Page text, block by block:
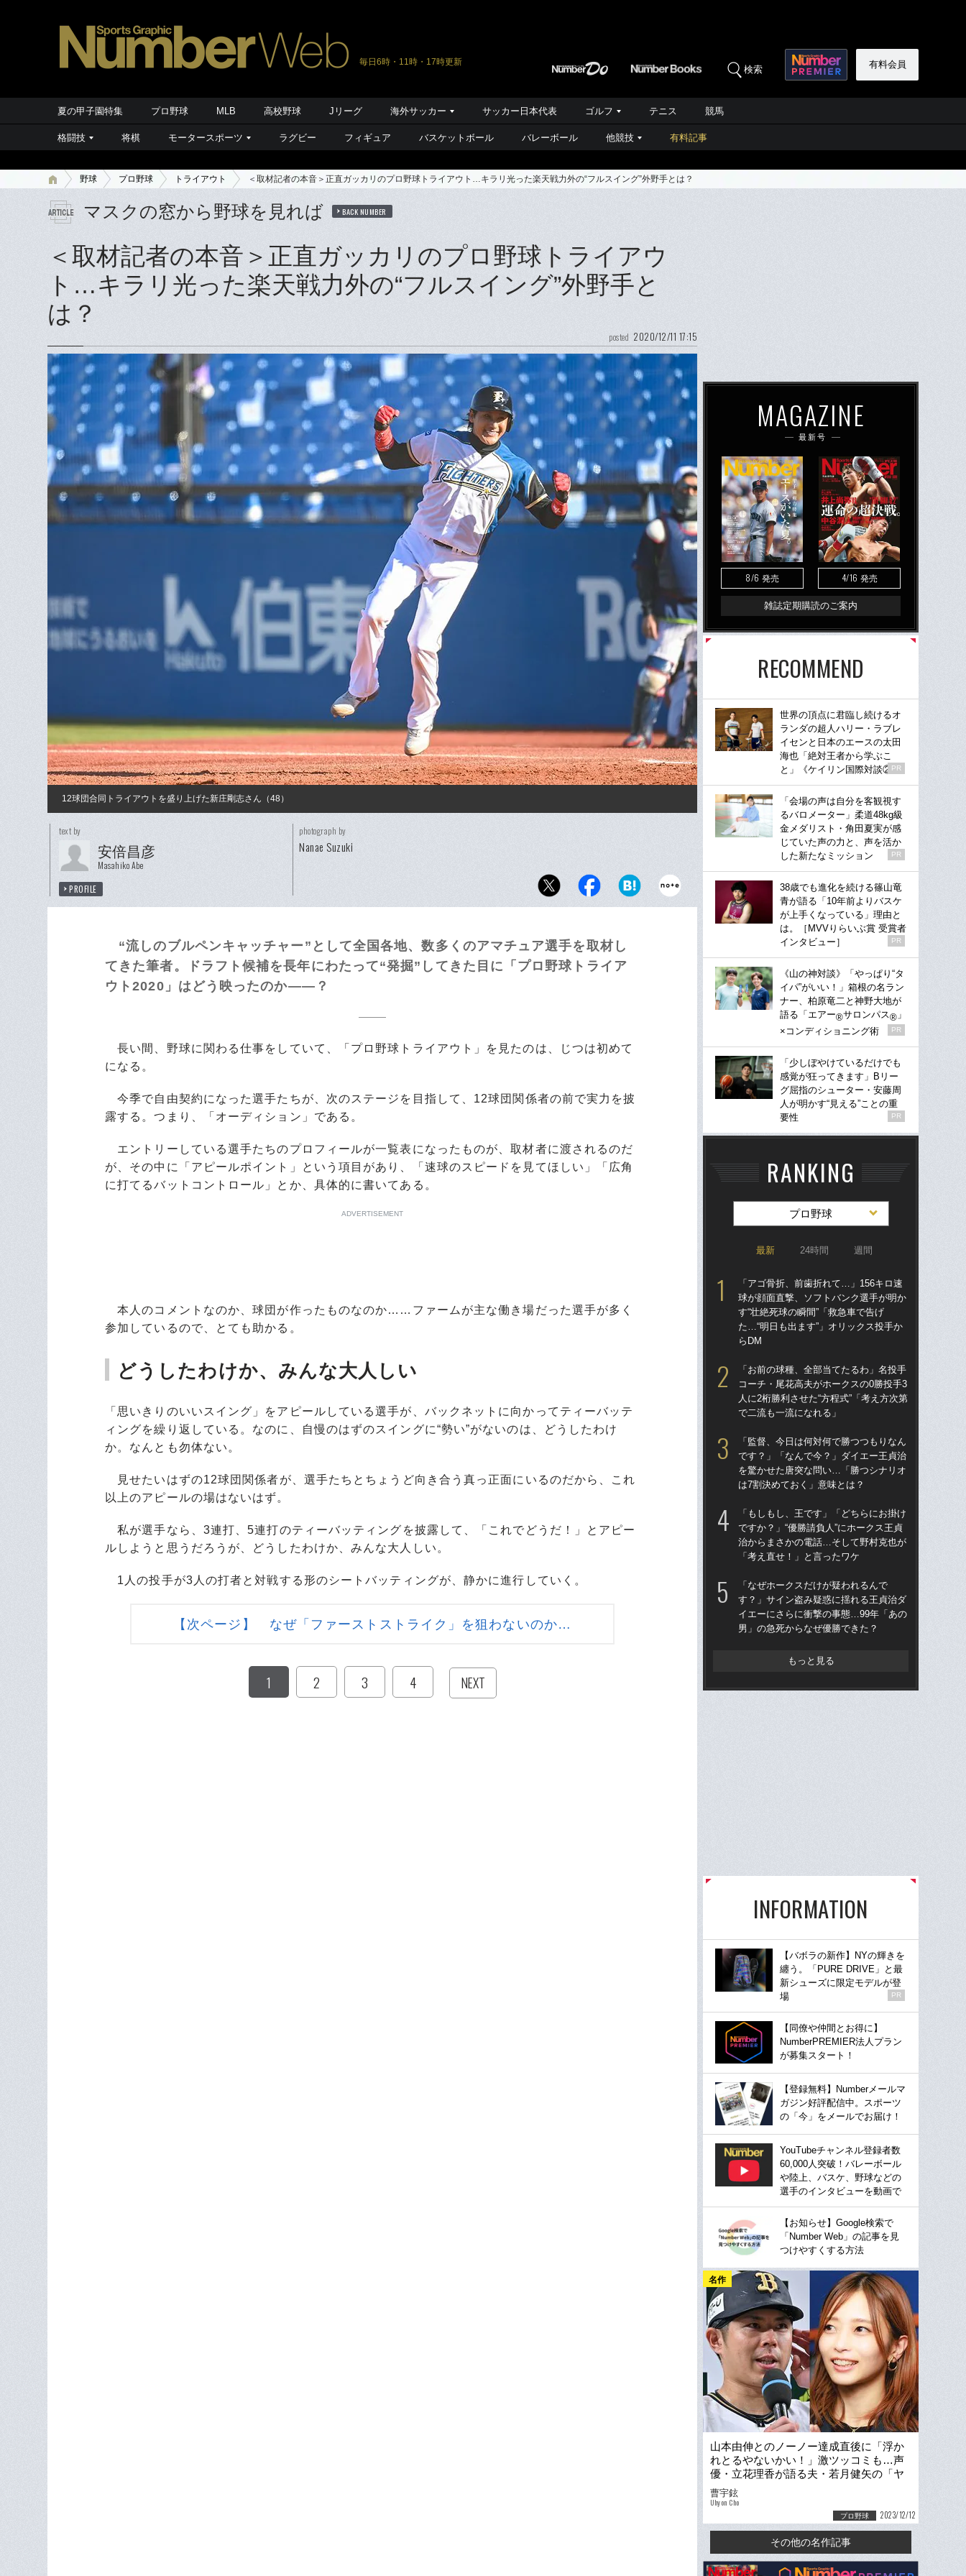
毎日6時・11時・17時更新
検索 有料会員
夏の甲子園特集 プロ野球 MLB 高校野球 Jリーグ 海外サッカー サッカー日本代表 ゴルフ テニス 競馬
格闘技 将棋 モータースポーツ ラグビー フィギュア バスケットボール バレーボール 他競技 有料記事
野球 プロ野球 トライアウト ＜取材記者の本音＞正直ガッカリのプロ野球トライアウト…キラリ光った楽天戦力外の“フルスイング”外野手とは？
マスクの窓から野球を見れば BACK NUMBER
＜取材記者の本音＞正直ガッカリのプロ野球トライアウ
ト…キラリ光った楽天戦力外の“フルスイング”外野手と
は？
posted 2020/12/11 17:15
12球団合同トライアウトを盛り上げた新庄剛志さん（48）
text by
安倍昌彦
Masahiko Abe
PROFILE
photograph by
Nanae Suzuki
“流しのブルペンキャッチャー”として全国各地、数多くのアマチュア選手を取材し
てきた筆者。ドラフト候補を長年にわたって“発掘”してきた目に「プロ野球トライア
ウト2020」はどう映ったのか――？
長い間、野球に関わる仕事をしていて、「プロ野球トライアウト」を見たのは、じつは初めて
になる。
今季で自由契約になった選手たちが、次のステージを目指して、12球団関係者の前で実力を披
露する。つまり、「オーディション」である。
エントリーしている選手たちのプロフィールが一覧表になったものが、取材者に渡されるのだ
が、その中に「アピールポイント」という項目があり、「速球のスピードを見てほしい」「広角
に打てるバットコントロール」とか、具体的に書いてある。
ADVERTISEMENT
本人のコメントなのか、球団が作ったものなのか……ファームが主な働き場だった選手が多く
参加しているので、とても助かる。
どうしたわけか、みんな大人しい
「思いきりのいいスイング」をアピールしている選手が、バックネットに向かってティーバッテ
ィングを繰り返している。なのに、自慢のはずのスイングに“勢い”がないのは、どうしたわけ
か。なんとも勿体ない。
見せたいはずの12球団関係者が、選手たちとちょうど向き合う真っ正面にいるのだから、これ
以上のアピールの場はないはず。
私が選手なら、3連打、5連打のティーバッティングを披露して、「これでどうだ！」とアピー
ルしようと思うだろうが、どうしたわけか、みんな大人しい。
1人の投手が3人の打者と対戦する形のシートバッティングが、静かに進行していく。
【次ページ】 なぜ「ファーストストライク」を狙わないのか…
1 2 3 4 NEXT
MAGAZINE
最新号
8/6 発売 4/16 発売
雑誌定期購読のご案内
RECOMMEND
世界の頂点に君臨し続けるオ
ランダの超人ハリー・ラブレ
イセンと日本のエースの太田
海也「絶対王者から学ぶこ
と」《ケイリン国際対談②》
PR
「会場の声は自分を客観視す
るバロメーター」柔道48kg級
金メダリスト・角田夏実が感
じていた声の力と、声を活か
した新たなミッション
PR
38歳でも進化を続ける篠山竜
青が語る「10年前よりバスケ
が上手くなっている」理由と
は。［MVVりらいぶ賞 受賞者
インタビュー］
PR
《山の神対談》「やっぱり“タ
イパ”がいい！」箱根の名ラン
ナー、柏原竜二と神野大地が
語る「エアー®サロンパス® 」
×コンディショニング術
PR
「少しぼやけているだけでも
感覚が狂ってきます」Bリー
グ屈指のシューター・安藤周
人が明かす“見える”ことの重
要性
PR
RANKING
プロ野球
最新 24時間 週間
「アゴ骨折、前歯折れて…」156キロ速
球が顔面直撃、ソフトバンク選手が明か
す“壮絶死球の瞬間”「救急車で告げ
た…“明日も出ます”」オリックス投手か
らDM
「お前の球種、全部当てたるわ」名投手
コーチ・尾花高夫がホークスの0勝投手3
人に2桁勝利させた“方程式”「考え方次第
で二流も一流になれる」
「監督、今日は何対何で勝つつもりなん
です？」「なんで今？」ダイエー王貞治
を驚かせた唐突な問い…「勝つシナリオ
は7割決めておく」意味とは？
「もしもし、王です」「どちらにお掛け
ですか？」“優勝請負人”にホークス王貞
治からまさかの電話…そして野村克也が
「考え直せ！」と言ったワケ
「なぜホークスだけが疑われるんで
す？」サイン盗み疑惑に揺れる王貞治ダ
イエーにさらに衝撃の事態…99年「あの
男」の急死からなぜ優勝できた？
もっと見る
INFORMATION
【バボラの新作】NYの輝きを
纏う。「PURE DRIVE」と最
新シューズに限定モデルが登
場
PR
【同僚や仲間とお得に】
NumberPREMIER法人プラン
が募集スタート！
【登録無料】Numberメールマ
ガジン好評配信中。スポーツ
の「今」をメールでお届け！
YouTubeチャンネル登録者数
60,000人突破！バレーボール
や陸上、バスケ、野球などの
選手のインタビューを動画で
【お知らせ】Google検索で
「Number Web」の記事を見
つけやすくする方法
名作
山本由伸とのノーノー達成直後に「浮か
れとるやないかい！」激ツッコミも…声
優・立花理香が語る夫・若月健矢の「ヤ
バイわよ！」な愛され秘話
曹宇鉉
Uhyon Cho
プロ野球 2023/12/12
その他の名作記事